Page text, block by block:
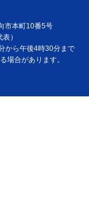
市本町10番5号
）
から午後4時30分まで
場合があります。